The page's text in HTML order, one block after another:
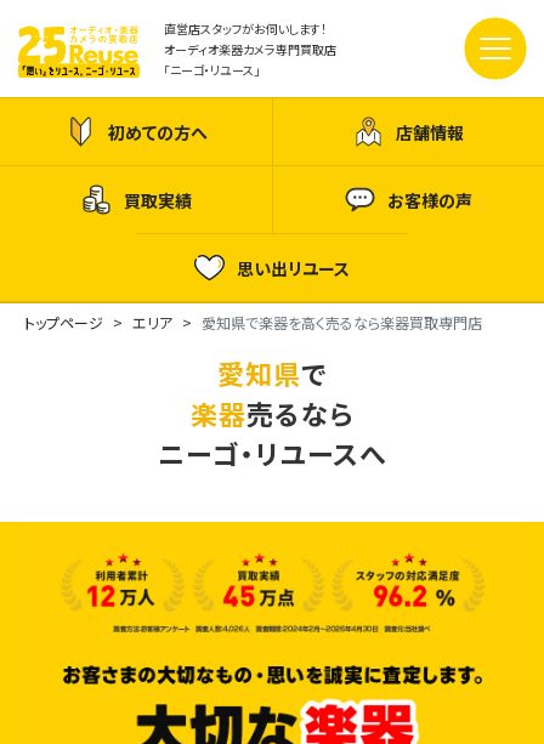
直営店スタッフがお伺いします！
オーディオ楽器カメラ専門買取店
「ニーゴ・リユース」
初めての方へ 店舗情報
買取実績 お客様の声
思い出リユース
トップページ エリア 愛知県で楽器を高く売るなら楽器買取専門店
愛知県で
楽器売るなら
ニーゴ・リユースへ